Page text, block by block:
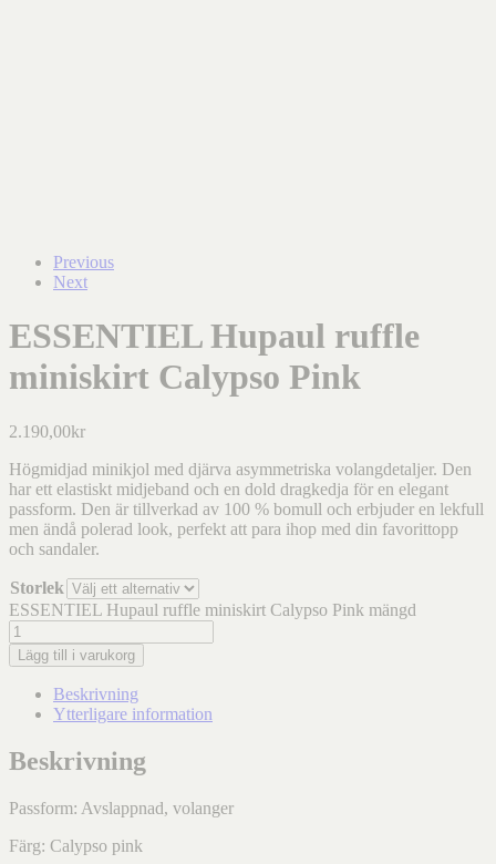
Previous
Next
ESSENTIEL Hupaul ruffle
miniskirt Calypso Pink
2.190,00kr
Högmidjad minikjol med djärva asymmetriska volangdetaljer. Den
har ett elastiskt midjeband och en dold dragkedja för en elegant
passform. Den är tillverkad av 100 % bomull och erbjuder en lekfull
men ändå polerad look, perfekt att para ihop med din favorittopp
och sandaler.
Storlek
ESSENTIEL Hupaul ruffle miniskirt Calypso Pink mängd
Lägg till i varukorg
Beskrivning
Ytterligare information
Beskrivning
Passform: Avslappnad, volanger
Färg: Calypso pink